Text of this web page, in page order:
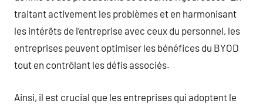
traitant activement les problèmes et en harmonisant
les intérêts de l’entreprise avec ceux du personnel, les
entreprises peuvent optimiser les bénéfices du BYOD
tout en contrôlant les défis associés.
Ainsi, il est crucial que les entreprises qui adoptent le